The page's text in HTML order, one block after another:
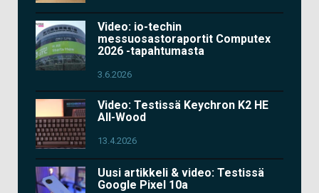
Video: io-techin
messuosastoraportit Computex
2026 -tapahtumasta
3.6.2026
Video: Testissä Keychron K2 HE
All-Wood
13.4.2026
Uusi artikkeli & video: Testissä
Google Pixel 10a